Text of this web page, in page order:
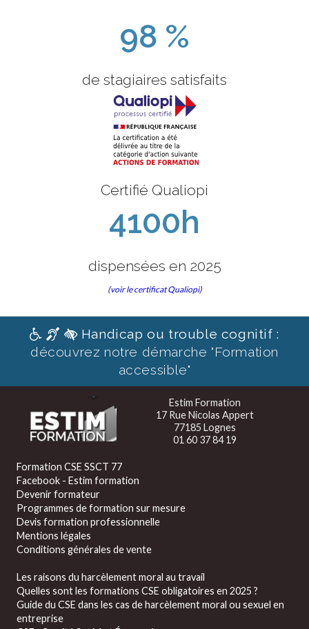
98 %
de stagiaires satisfaits
Certifié Qualiopi
4100h
dispensées en 2025
(voir le certificat Qualiopi)
Handicap ou trouble cognitif :
découvrez notre démarche "Formation
accessible"
Estim Formation
17 Rue Nicolas Appert
77185 Lognes
01 60 37 84 19
Formation CSE SSCT 77
Facebook - Estim formation
Devenir formateur
Programmes de formation sur mesure
Devis formation professionnelle
Mentions légales
Conditions générales de vente
Les raisons du harcèlement moral au travail
Quelles sont les formations CSE obligatoires en 2025 ?
Guide du CSE dans les cas de harcèlement moral ou sexuel en
entreprise